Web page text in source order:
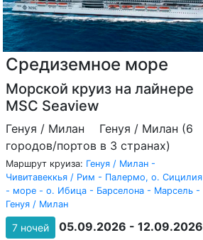
Средиземное море
Морской круиз на лайнере
MSC Seaview
Генуя / Милан
Генуя / Милан (6
городов/портов в 3 странах)
Маршрут круиза: Генуя / Милан -
Чивитавеккья / Рим - Палермо, о. Сицилия
- море - о. Ибица - Барселона - Марсель -
Генуя / Милан
7 ночей 05.09.2026 - 12.09.2026